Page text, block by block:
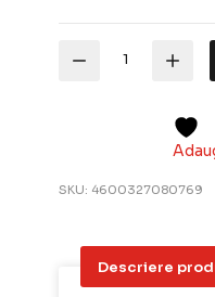
Zvezda
Horde
Century
19buc
1:72
SKU: 4600327080769
Descriere